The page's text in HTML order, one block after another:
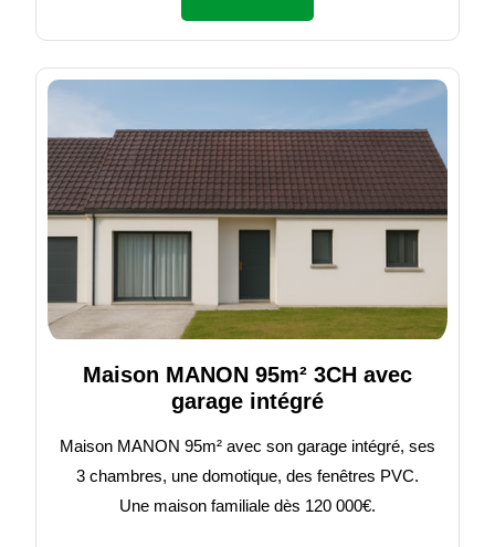
Maison MANON 95m² 3CH avec
garage intégré
Maison MANON 95m² avec son garage intégré, ses
3 chambres, une domotique, des fenêtres PVC.
Une maison familiale dès 120 000€.